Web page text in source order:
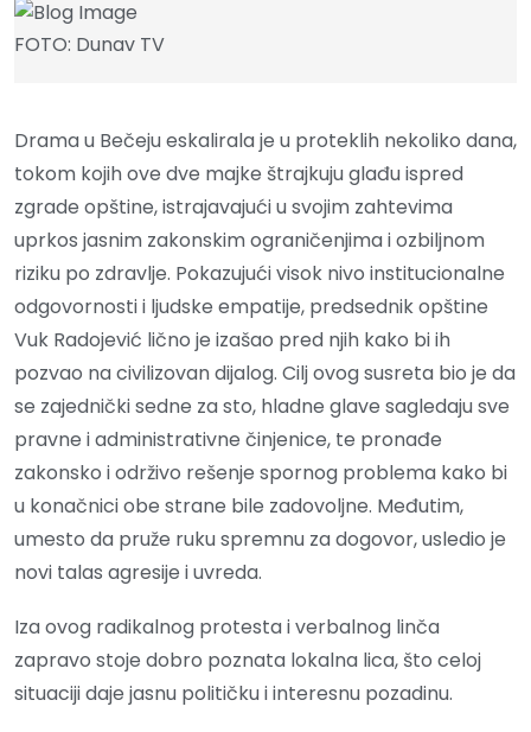
FOTO: Dunav TV
Drama u Bečeju eskalirala je u proteklih nekoliko dana,
tokom kojih ove dve majke štrajkuju glađu ispred
zgrade opštine, istrajavajući u svojim zahtevima
uprkos jasnim zakonskim ograničenjima i ozbiljnom
riziku po zdravlje. Pokazujući visok nivo institucionalne
odgovornosti i ljudske empatije, predsednik opštine
Vuk Radojević lično je izašao pred njih kako bi ih
pozvao na civilizovan dijalog. Cilj ovog susreta bio je da
se zajednički sedne za sto, hladne glave sagledaju sve
pravne i administrativne činjenice, te pronađe
zakonsko i održivo rešenje spornog problema kako bi
u konačnici obe strane bile zadovoljne. Međutim,
umesto da pruže ruku spremnu za dogovor, usledio je
novi talas agresije i uvreda.
Iza ovog radikalnog protesta i verbalnog linča
zapravo stoje dobro poznata lokalna lica, što celoj
situaciji daje jasnu političku i interesnu pozadinu.